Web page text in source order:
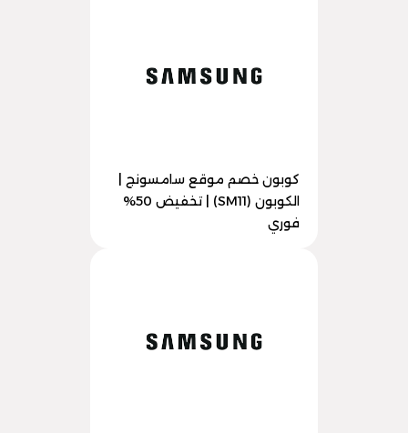
كوبون خصم موقع سامسونج |
الكوبون (SM11) | تخفيض 50%
فوري